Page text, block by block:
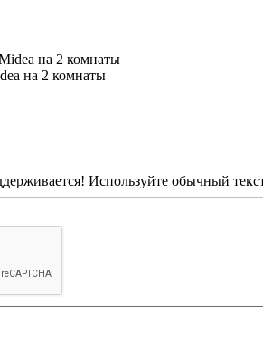
на 2 комнаты
Используйте обычный